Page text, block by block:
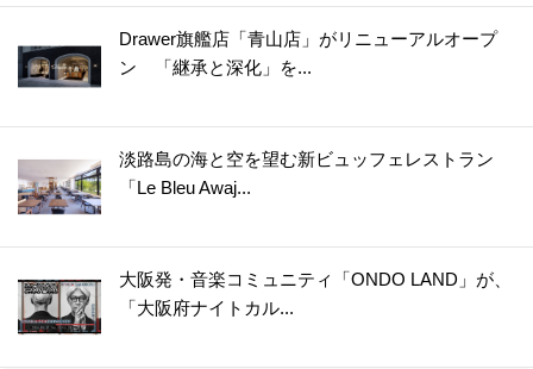
Drawer旗艦店「青山店」がリニューアルオープ
ン 「継承と深化」を...
淡路島の海と空を望む新ビュッフェレストラン
「Le Bleu Awaj...
大阪発・音楽コミュニティ「ONDO LAND」が、
「大阪府ナイトカル...